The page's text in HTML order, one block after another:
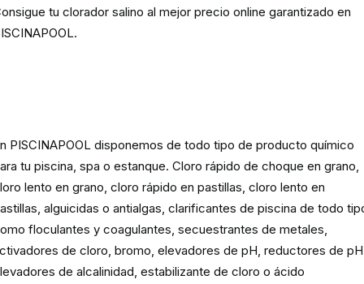
tu clorador salino al mejor precio online garantizado en
PISCINAPOOL disponemos de todo tipo de producto químico
tu piscina, spa o estanque. Cloro rápido de choque en grano,
lento en grano, cloro rápido en pastillas, cloro lento en
alguicidas o antialgas, clarificantes de piscina de todo
floculantes y coagulantes, secuestrantes de metales,
de cloro, bromo, elevadores de pH, reductores de
de alcalinidad, estabilizante de cloro o ácido